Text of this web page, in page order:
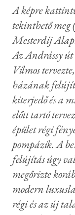
A képre
tekinthető
Mesterdíj
Az Andrássy
Vilmos
házának
kiterjedő és a
előtt tartó
épület régi
pompázik. A
felújítás úgy
megőrizte
modern
régi és az új